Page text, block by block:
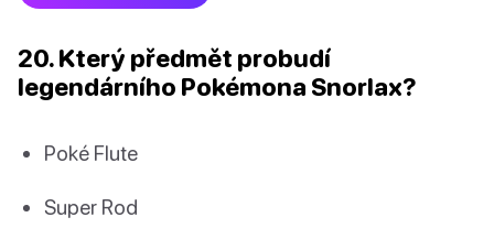
20. Který předmět probudí
legendárního Pokémona Snorlax?
Poké Flute
Super Rod